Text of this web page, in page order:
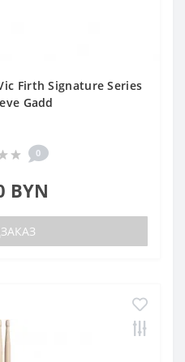
Firth Signature Series
Gadd
0
BYN